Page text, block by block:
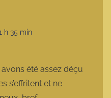
h 35 min
avons été assez déçu
s’effritent et ne